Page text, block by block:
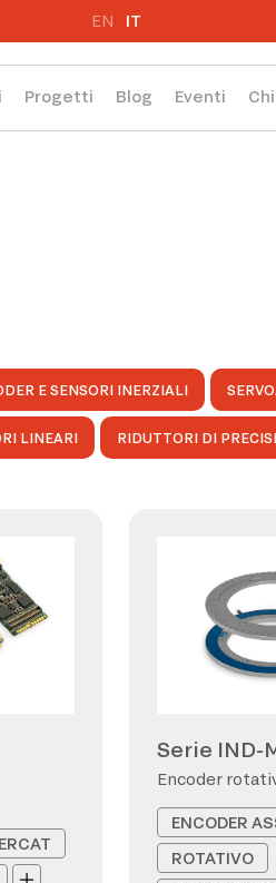
EN IT
Progetti Blog Eventi
E SENSORI INERZIALI
LINEARI RIDUTTORI DI
Serie IND-
Encoder
ENCODER
ROTATIVO